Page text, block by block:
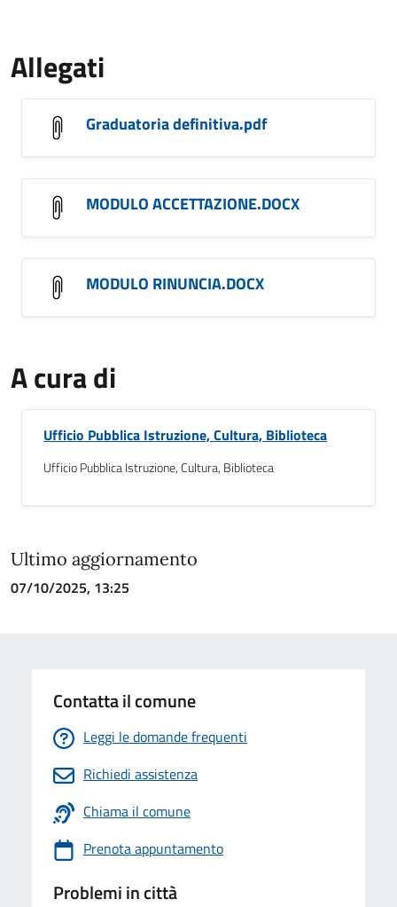
Allegati
Graduatoria definitiva.pdf
MODULO ACCETTAZIONE.DOCX
MODULO RINUNCIA.DOCX
A cura di
Ufficio Pubblica Istruzione, Cultura, Biblioteca
Ufficio Pubblica Istruzione, Cultura, Biblioteca
Ultimo aggiornamento
07/10/2025, 13:25
Contatta il comune
Leggi le domande frequenti
Richiedi assistenza
Chiama il comune
Prenota appuntamento
Problemi in città